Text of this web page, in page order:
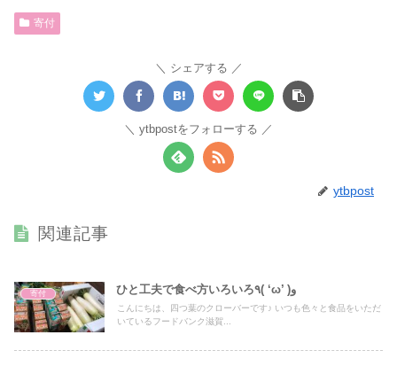
寄付
シェアする
ytbpostをフォローする
ytbpost
関連記事
寄付 ひと工夫で食べ方いろいろ٩( ‘ω’ )و
こんにちは、四つ葉のクローバーです♪ いつも色々と食品をいただ
いているフードバンク滋賀...